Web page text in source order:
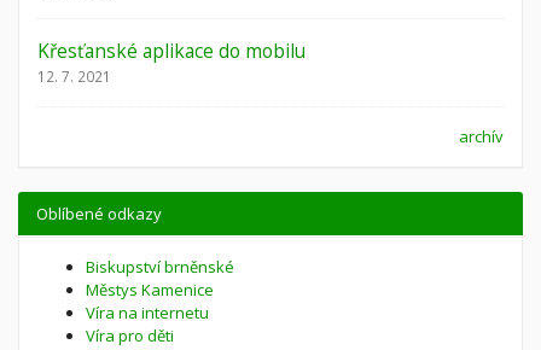
Křesťanské aplikace do mobilu
12. 7. 2021
archív
Oblíbené odkazy
Biskupství brněnské
Městys Kamenice
Víra na internetu
Víra pro děti